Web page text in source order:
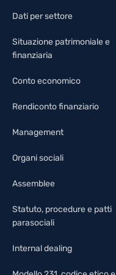
Dati per settore
Situazione patrimoniale e
finanziaria
Conto economico
Rendiconto finanziario
Management
Organi sociali
Assemblee
Statuto, procedure e patti
parasociali
Internal dealing